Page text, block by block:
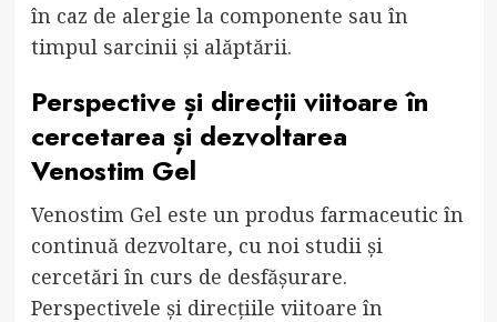
în caz de alergie la componente sau în
timpul sarcinii și alăptării.
Perspective și direcții viitoare în
cercetarea și dezvoltarea
Venostim Gel
Venostim Gel este un produs farmaceutic în
continuă dezvoltare, cu noi studii și
cercetări în curs de desfășurare.
Perspectivele și direcțiile viitoare în